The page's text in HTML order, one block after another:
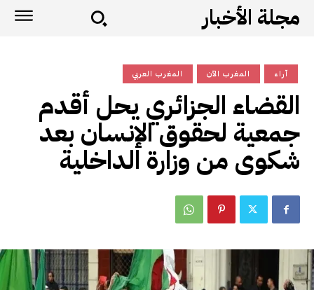
مجلة الأخبار
آراء المغرب الآن المغرب العربي
القضاء الجزائري يحل أقدم
جمعية لحقوق الإنسان بعد
شكوى من وزارة الداخلية